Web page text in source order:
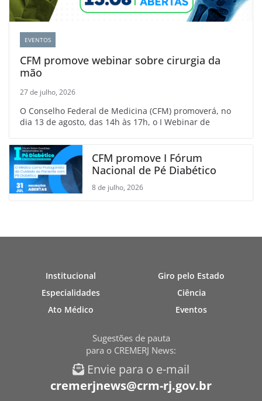
EVENTOS
CFM promove webinar sobre cirurgia da
mão
27 de julho, 2026
O Conselho Federal de Medicina (CFM) promoverá, no
dia 13 de agosto, das 14h às 17h, o I Webinar de
CFM promove I Fórum
Nacional de Pé Diabético
8 de julho, 2026
Institucional
Especialidades
Ato Médico
Giro pelo Estado
Ciência
Eventos
Sugestões de pauta
para o CREMERJ News:
Envie para o e-mail
cremerjnews@crm-rj.gov.br